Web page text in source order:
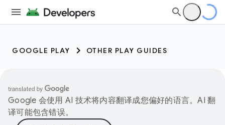
GOOGLE PLAY OTHER PLAY GUIDES
Google 会使用 AI 技术将内容翻译成您偏好的语言。AI 翻
译可能包含错误。